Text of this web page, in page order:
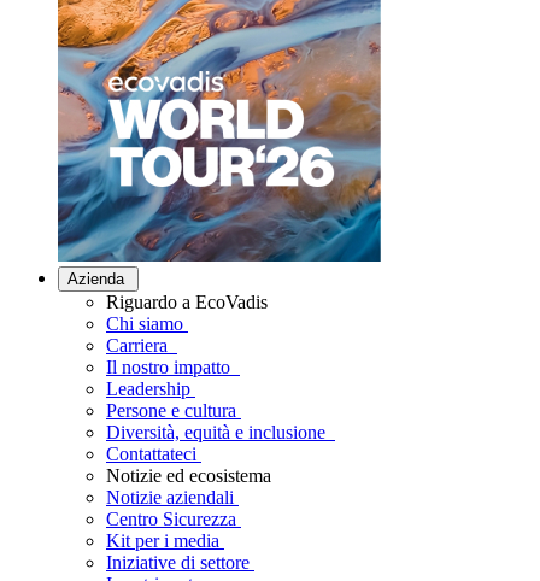
Azienda
Riguardo a EcoVadis
Chi siamo
Carriera
Il nostro impatto
Leadership
Persone e cultura
Diversità, equità e inclusione
Contattateci
Notizie ed ecosistema
Notizie aziendali
Centro Sicurezza
Kit per i media
Iniziative di settore